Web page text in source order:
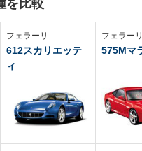
を比較
フェラーリ
612スカリエッテ
ィ
フェラー
575Mマ